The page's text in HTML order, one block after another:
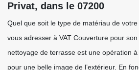
Privat, dans le 07200
Quel que soit le type de matériau de
vous adresser à VAT Couverture pour
nettoyage de terrasse est une opération
pour une belle image de l’extérieur. En